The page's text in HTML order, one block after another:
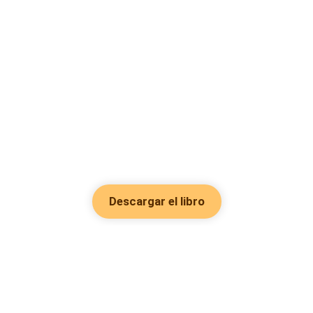
Descargar el libro